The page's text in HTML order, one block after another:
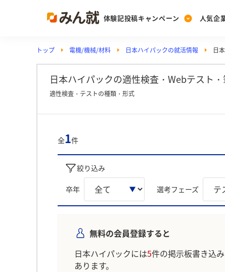
体験記投稿キャンペーン
Post
投稿する
人気企
Ranking
ランキングを見る
Vote
PickUp
注目の企業特集
トップ 電機/機械/材料 日本ハイパックの就活情報 日
日本ハイパックの適性検査・Webテスト
適性検査・テストの種類・形式
全1件
絞り込み
卒年 選考フェーズ
無料の会員登録すると
日本ハイパックには5件の掲示板書き込
あります。